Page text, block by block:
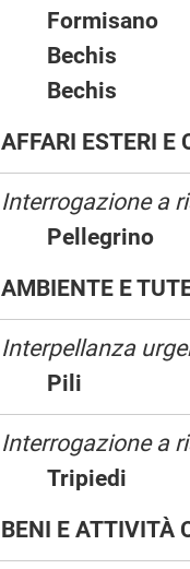
Bechis
Bechis
AFFARI ESTERI E
Interrogazione a
AMBIENTE E
Interpellanza
Pili
Interrogazione a
Tripiedi
BENI E ATTIVITÀ